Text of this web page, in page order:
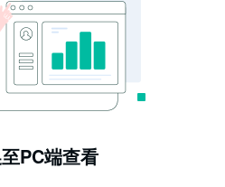
PC端查看